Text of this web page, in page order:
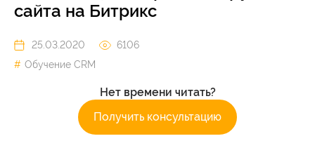
сайта на Битрикс
25.03.2020
6106
Обучение CRM
Нет времени читать?
Получить консультацию